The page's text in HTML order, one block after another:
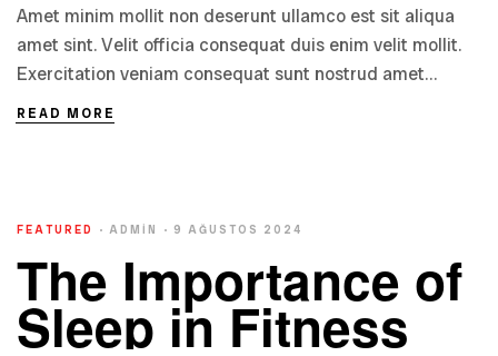
Amet minim mollit non deserunt ullamco est sit aliqua
amet sint. Velit officia consequat duis enim velit mollit.
Exercitation veniam consequat sunt nostrud amet…
READ MORE
FEATURED ADMIN 9 AĞUSTOS 2024
The Importance of
Sleep in Fitness